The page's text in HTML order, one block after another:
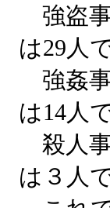
強盗事
は29人
強姦事
は14人
殺人事
は３人